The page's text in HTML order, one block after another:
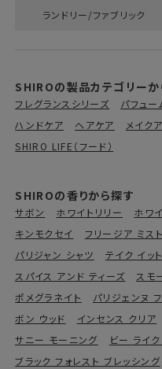
ランドリー/ファブリック
SHIROの製品カテゴリーか
フレグランスシリーズ パフュー
ハンドケア
ヘアケア メイク
SHIRO LIFE（フード）
SHIROの香りから探す
サボン ホワイトリリー ホワ
キンモクセイ
フリージア ミスト
パリジャン シャツ
テイク イッ
スパイス アンド ティーズ
スモ
ポメグラネイト
パリジェンヌ
ボン ウッド
インセンス クリア
サニー モーニング
ビー ライ
ブラック フォレスト ブレッシング